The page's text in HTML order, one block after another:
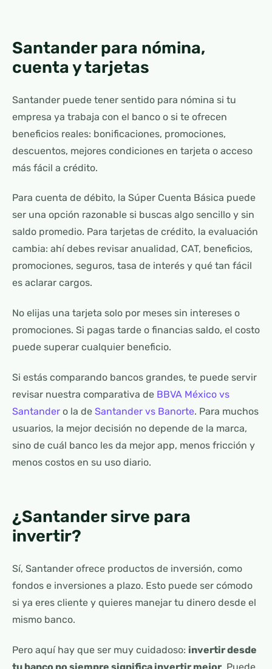
Santander para nómina,
cuenta y tarjetas
Santander puede tener sentido para nómina si tu
empresa ya trabaja con el banco o si te ofrecen
beneficios reales: bonificaciones, promociones,
descuentos, mejores condiciones en tarjeta o acceso
más fácil a crédito.
Para cuenta de débito, la Súper Cuenta Básica puede
ser una opción razonable si buscas algo sencillo y sin
saldo promedio. Para tarjetas de crédito, la evaluación
cambia: ahí debes revisar anualidad, CAT, beneficios,
promociones, seguros, tasa de interés y qué tan fácil
es aclarar cargos.
No elijas una tarjeta solo por meses sin intereses o
promociones. Si pagas tarde o financias saldo, el costo
puede superar cualquier beneficio.
Si estás comparando bancos grandes, te puede servir
revisar nuestra comparativa de BBVA México vs
Santander o la de Santander vs Banorte. Para muchos
usuarios, la mejor decisión no depende de la marca,
sino de cuál banco les da mejor app, menos fricción y
menos costos en su uso diario.
¿Santander sirve para
invertir?
Sí, Santander ofrece productos de inversión, como
fondos e inversiones a plazo. Esto puede ser cómodo
si ya eres cliente y quieres manejar tu dinero desde el
mismo banco.
Pero aquí hay que ser muy cuidadoso: invertir desde